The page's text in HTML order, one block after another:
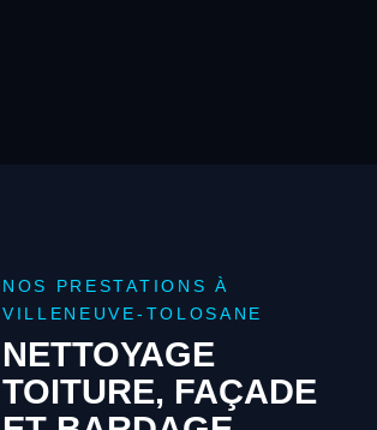
NOS PRESTATIONS À
VILLENEUVE-TOLOSANE
NETTOYAGE
TOITURE, FAÇADE